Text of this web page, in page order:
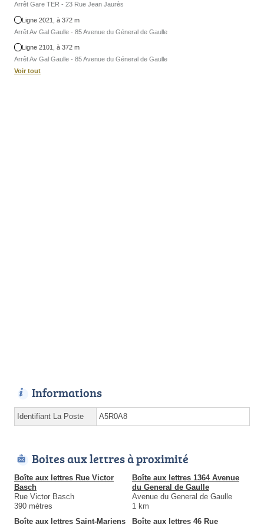
Arrêt Gare TER - 23 Rue Jean Jaurès
Ligne 2021, à 372 m
Arrêt Av Gal Gaulle - 85 Avenue du Géneral de Gaulle
Ligne 2101, à 372 m
Arrêt Av Gal Gaulle - 85 Avenue du Géneral de Gaulle
Voir tout
Informations
Identifiant La Poste A5R0A8
Boites aux lettres à proximité
Boîte aux lettres Rue Victor
Basch
Rue Victor Basch
390 mètres
Boîte aux lettres 1364 Avenue
du General de Gaulle
Avenue du General de Gaulle
1 km
Boîte aux lettres Saint-Mariens
Boîte aux lettres 46 Rue